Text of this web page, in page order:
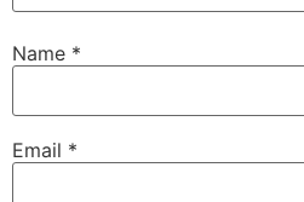
Name *
Email *